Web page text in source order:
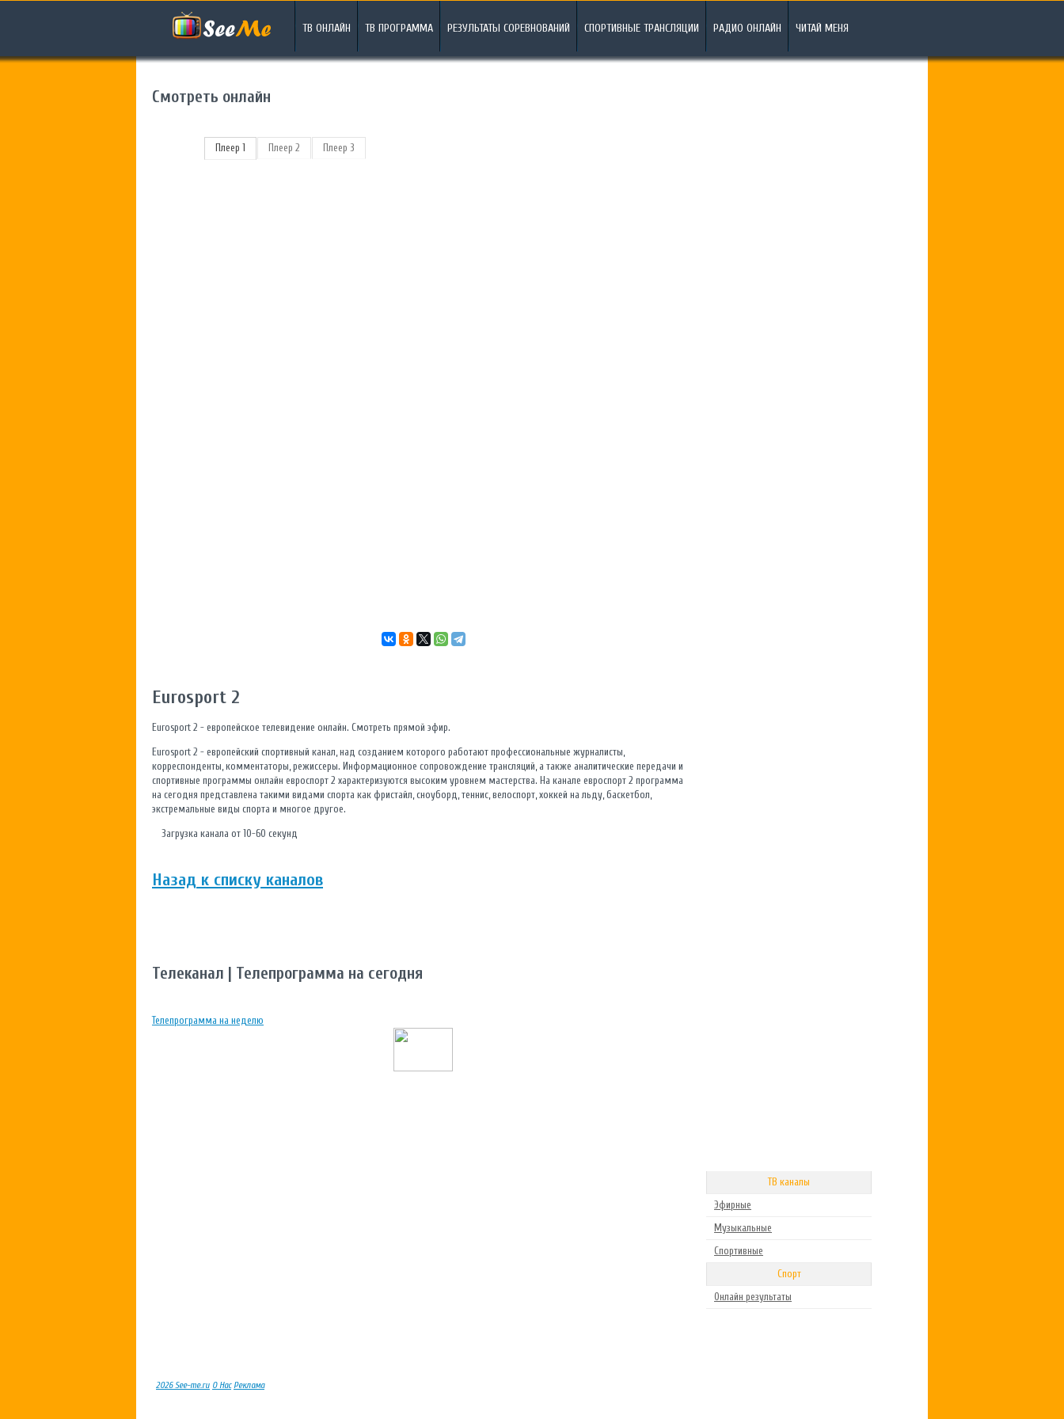
ТВ ОНЛАЙН ТВ ПРОГРАММА РЕЗУЛЬТАТЫ СОРЕВНОВАНИЙ СПОРТИВНЫЕ ТРАНСЛЯЦИИ РАДИО ОНЛАЙН ЧИТАЙ МЕНЯ
Смотреть онлайн
Плеер 1 Плеер 2 Плеер 3
Eurosport 2
Eurosport 2 - европейское телевидение онлайн. Смотреть прямой эфир.
Eurosport 2 - европейский спортивный канал, над созданием которого работают профессиональные журналисты,
корреспонденты, комментаторы, режиссеры. Информационное сопровождение трансляций, а также аналитические передачи и
спортивные программы онлайн евроспорт 2 характеризуются высоким уровнем мастерства. На канале евроспорт 2 программа
на сегодня представлена такими видами спорта как фристайл, сноуборд, теннис, велоспорт, хоккей на льду, баскетбол,
экстремальные виды спорта и многое другое.
Загрузка канала от 10-60 секунд
Назад к списку каналов
Телеканал | Телепрограмма на сегодня
Телепрограмма на неделю
ТВ каналы
Эфирные
Музыкальные
Спортивные
Спорт
Онлайн результаты
2026 See-me.ru О Нас Реклама